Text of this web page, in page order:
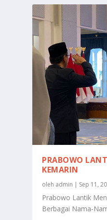
PRABOWO
KEMARIN
oleh admin | Sep 11,
Prabowo Lantik
Berbagai Nama-